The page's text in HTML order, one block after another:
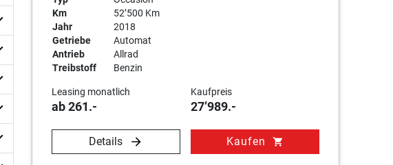
Km
52’500 Km
Jahr
2018
Getriebe
Automat
Antrieb
Allrad
Treibstoff
Benzin
Leasing monatlich
ab 261.-
Kaufpreis
27’989.-
Details Kaufen shopping_cart